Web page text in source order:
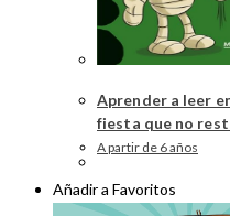
Aprender a leer
fiesta que no
A partir de 6 años
Añadir a Favoritos